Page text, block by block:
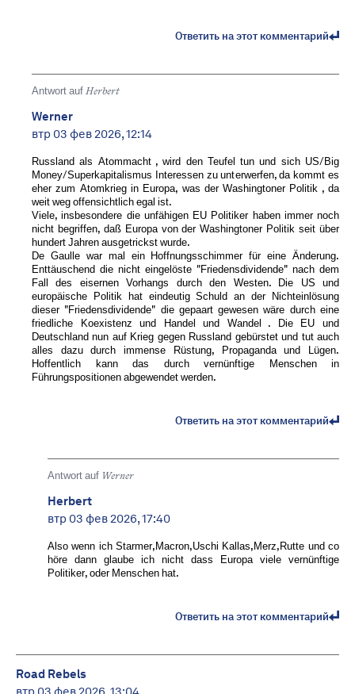
Ответить на этот комментарий
Antwort auf Herbert
Werner
втр 03 фев 2026, 12:14
Russland als Atommacht , wird den Teufel tun und sich US/Big
Money/Superkapitalismus Interessen zu unterwerfen, da kommt es
eher zum Atomkrieg in Europa, was der Washingtoner Politik , da
weit weg offensichtlich egal ist.
Viele, insbesondere die unfähigen EU Politiker haben immer noch
nicht begriffen, daß Europa von der Washingtoner Politik seit über
hundert Jahren ausgetrickst wurde.
De Gaulle war mal ein Hoffnungsschimmer für eine Änderung.
Enttäuschend die nicht eingelöste "Friedensdividende" nach dem
Fall des eisernen Vorhangs durch den Westen. Die US und
europäische Politik hat eindeutig Schuld an der Nichteinlösung
dieser "Friedensdividende" die gepaart gewesen wäre durch eine
friedliche Koexistenz und Handel und Wandel . Die EU und
Deutschland nun auf Krieg gegen Russland gebürstet und tut auch
alles dazu durch immense Rüstung, Propaganda und Lügen.
Hoffentlich kann das durch vernünftige Menschen in
Führungspositionen abgewendet werden.
Ответить на этот комментарий
Antwort auf Werner
Herbert
втр 03 фев 2026, 17:40
Also wenn ich Starmer,Macron,Uschi Kallas,Merz,Rutte und co
höre dann glaube ich nicht dass Europa viele vernünftige
Politiker, oder Menschen hat.
Ответить на этот комментарий
Road Rebels